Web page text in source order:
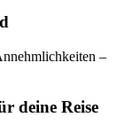
–
deine Reise